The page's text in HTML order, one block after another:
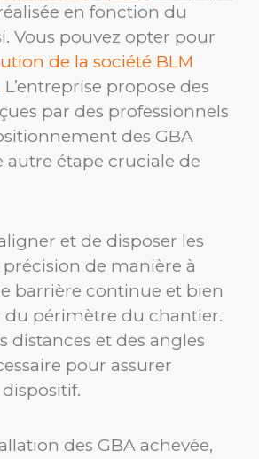
en fonction du
Vous pouvez opter pour
de la société BLM
L’entreprise propose des
par des professionnels
des GBA
autre étape cruciale de
et de disposer les
de manière à
barrière continue et bien
du périmètre du chantier.
distances et des angles
pour assurer
des GBA achevée,